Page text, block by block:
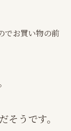
でお買い物の前
うです。